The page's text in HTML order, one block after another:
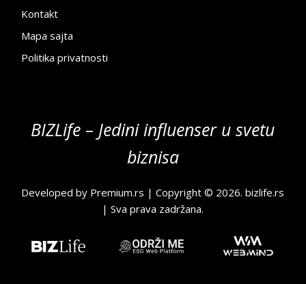
Kontakt
Mapa sajta
Politika privatnosti
BIZLife – Jedini influenser u svetu
biznisa
Developed by Premium.rs | Copyright © 2026.bizlife.rs
| Sva prava zadržana.